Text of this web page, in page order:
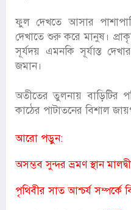
ফুল দেখতে আসার
দেখাতে শুরু করে মানুষ।
সূর্যদয় এমনকি সূর্যাস্ত
জমান।
অতীতের তুলনায় বাড়িটির
কাঠের পাটাতনের বিশাল
আরো পড়ুন:
অসম্ভব সুন্দর ভ্রমণ স্থান
পৃথিবীর সাত আশ্চর্য সম্পর্কে